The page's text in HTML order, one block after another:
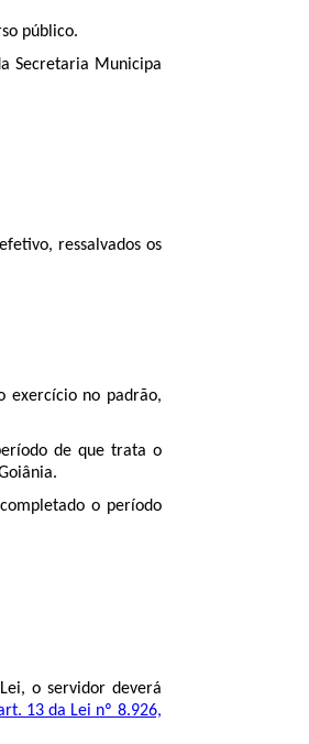
público.
Secretaria Municipa
ressalvados os
exercício no padrão,
de que trata o
o período
o servidor deverá
13 da Lei nº 8.926,